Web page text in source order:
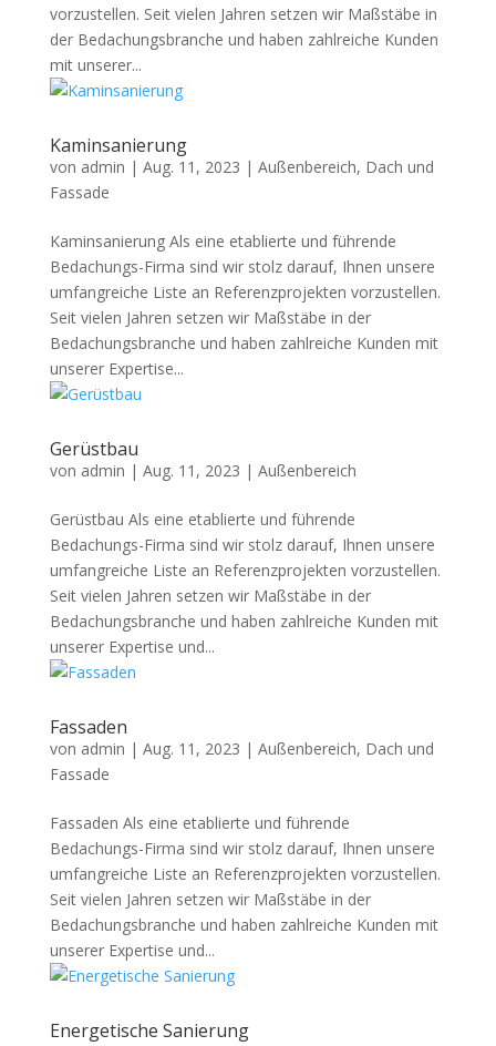
vorzustellen. Seit vielen Jahren setzen wir Maßstäbe in
der Bedachungsbranche und haben zahlreiche Kunden
mit unserer...
Kaminsanierung
von admin | Aug. 11, 2023 | Außenbereich, Dach und
Fassade
Kaminsanierung Als eine etablierte und führende
Bedachungs-Firma sind wir stolz darauf, Ihnen unsere
umfangreiche Liste an Referenzprojekten vorzustellen.
Seit vielen Jahren setzen wir Maßstäbe in der
Bedachungsbranche und haben zahlreiche Kunden mit
unserer Expertise...
Gerüstbau
von admin | Aug. 11, 2023 | Außenbereich
Gerüstbau Als eine etablierte und führende
Bedachungs-Firma sind wir stolz darauf, Ihnen unsere
umfangreiche Liste an Referenzprojekten vorzustellen.
Seit vielen Jahren setzen wir Maßstäbe in der
Bedachungsbranche und haben zahlreiche Kunden mit
unserer Expertise und...
Fassaden
von admin | Aug. 11, 2023 | Außenbereich, Dach und
Fassade
Fassaden Als eine etablierte und führende
Bedachungs-Firma sind wir stolz darauf, Ihnen unsere
umfangreiche Liste an Referenzprojekten vorzustellen.
Seit vielen Jahren setzen wir Maßstäbe in der
Bedachungsbranche und haben zahlreiche Kunden mit
unserer Expertise und...
Energetische Sanierung